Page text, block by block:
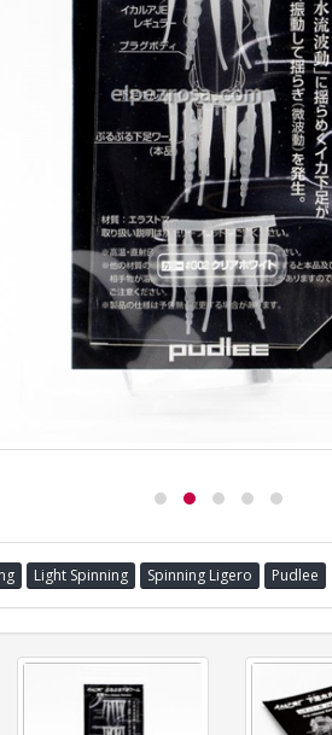
Light Spinning Spinning Ligero Pudlee